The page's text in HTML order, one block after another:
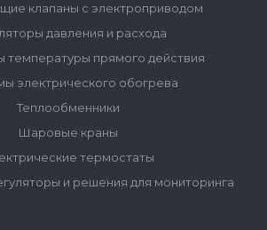
клапаны с электроприводом
давления и расхода
температуры прямого действия
электрического обогрева
Теплообменники
Шаровые краны
термостаты
и решения для мониторинга